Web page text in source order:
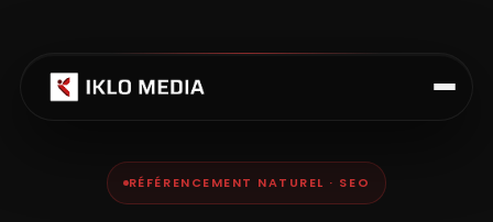
RÉFÉRENCEMENT NATUREL · SEO